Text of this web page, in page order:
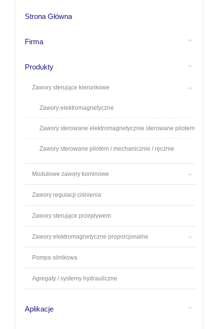
Strona Główna
Firma
Produkty
Zawory sterujące kierunkowe
Zawory elektromagnetyczne
Zawory sterowane elektromagnetycznie sterowane pilotem
Zawory sterowane pilotem / mechanicznie / ręcznie
Modułowe zawory kominowe
Zawory regulacji ciśnienia
Zawory sterujące przepływem
Zawory elektromagnetyczne proporcjonalne
Pompa silnikowa
Agregaty / systemy hydrauliczne
Aplikacje